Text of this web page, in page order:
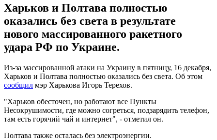
Харьков и Полтава полностью
оказались без света в результате
нового массированного ракетного
удара РФ по Украине.
Из-за массированной атаки на Украину в пятницу, 16 декабря,
Харьков и Полтава полностью оказались без света. Об этом
сообщил мэр Харькова Игорь Терехов.
"Харьков обесточен, но работают все Пункты
Несокрушимости, где можно согреться, подзарядить телефон,
там есть горячий чай и интернет", - отметил он.
Полтава также осталась без электроэнергии.